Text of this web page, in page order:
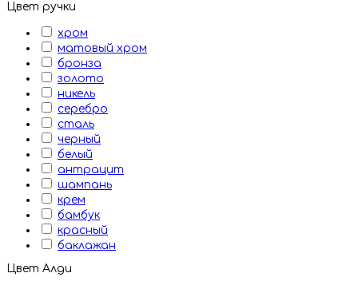
Цвет ручки
хром
матовый хром
бронза
золото
никель
серебро
сталь
черный
белый
антрацит
шампань
крем
бамбук
красный
баклажан
Цвет Алди